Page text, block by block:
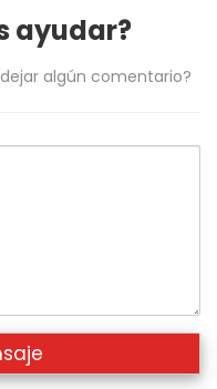
ayudar?
algún comentario?